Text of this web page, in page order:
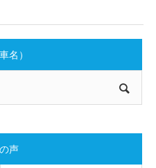
名）
声